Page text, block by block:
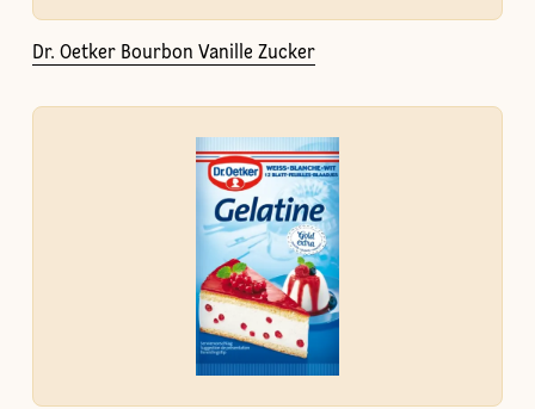
Dr. Oetker Bourbon Vanille Zucker